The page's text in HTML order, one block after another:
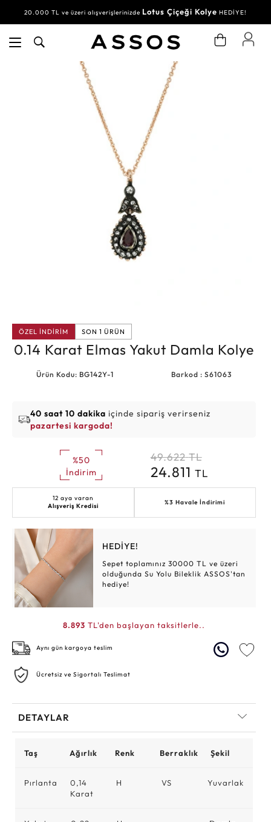
20.000 TL ve üzeri alışverişlerinizde Lotus Çiçeği Kolye HEDİYE!
ÖZEL İNDİRİM SON 1 ÜRÜN
0.14 Karat Elmas Yakut Damla Kolye
Ürün Kodu: BG142Y-1 Barkod : S61063
40 saat 10 dakika içinde sipariş verirseniz
pazartesi kargoda!
%50
İndirim
49.622 TL
24.811 TL
12 aya varan
Alışveriş Kredisi
%3 Havale İndirimi
HEDİYE!
Sepet toplamınız 30000 TL ve üzeri
olduğunda Su Yolu Bileklik ASSOS'tan
hediye!
8.893 TL'den başlayan taksitlerle..
Aynı gün kargoya teslim
Ücretsiz ve Sigortalı Teslimat
DETAYLAR
Taş Ağırlık Renk Berraklık Şekil
Pırlanta
0,14
Karat
H VS Yuvarlak